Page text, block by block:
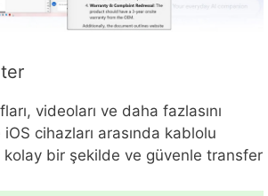
videoları ve daha fazlasını
cihazları arasında kablolu
kolay bir şekilde ve güvenle transfer